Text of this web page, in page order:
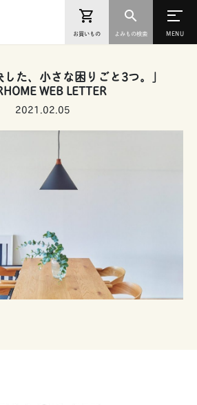
した、小さな困りごと3つ。」
WEB LETTER
2021.02.05
お買いもの よみもの検索